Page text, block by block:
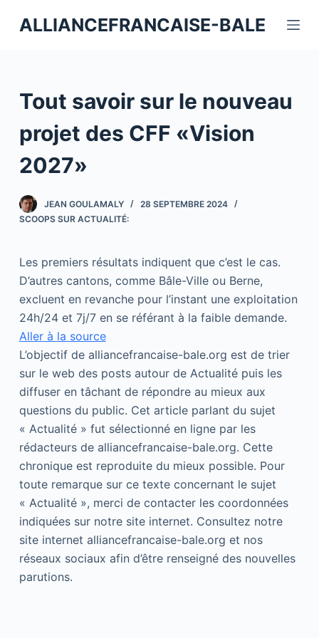
a
e
a
u
c
n
n
u
ALLIANCEFRANCAISE-BALE
Tout savoir sur le nouveau
projet des CFF «Vision
2027»
JEAN GOULAMALY
28 SEPTEMBRE 2024
SCOOPS SUR ACTUALITÉ:
Les premiers résultats indiquent que c’est le cas.
D’autres cantons, comme Bâle-Ville ou Berne,
excluent en revanche pour l’instant une exploitation
24h/24 et 7j/7 en se référant à la faible demande.
Aller à la source
L’objectif de alliancefrancaise-bale.org est de trier
sur le web des posts autour de Actualité puis les
diffuser en tâchant de répondre au mieux aux
questions du public. Cet article parlant du sujet
« Actualité » fut sélectionné en ligne par les
rédacteurs de alliancefrancaise-bale.org. Cette
chronique est reproduite du mieux possible. Pour
toute remarque sur ce texte concernant le sujet
« Actualité », merci de contacter les coordonnées
indiquées sur notre site internet. Consultez notre
site internet alliancefrancaise-bale.org et nos
réseaux sociaux afin d’être renseigné des nouvelles
parutions.